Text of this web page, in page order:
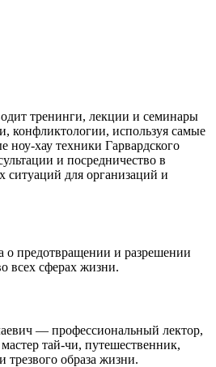
тренинги, лекции и семинары
конфликтологии, используя самые
ноу-хау техники Гарвардского
и посредничество в
для организаций и
предотвращении и разрешении
всех сферах жизни.
— профессиональный лектор,
тай-чи, путешественник,
трезвого образа жизни.